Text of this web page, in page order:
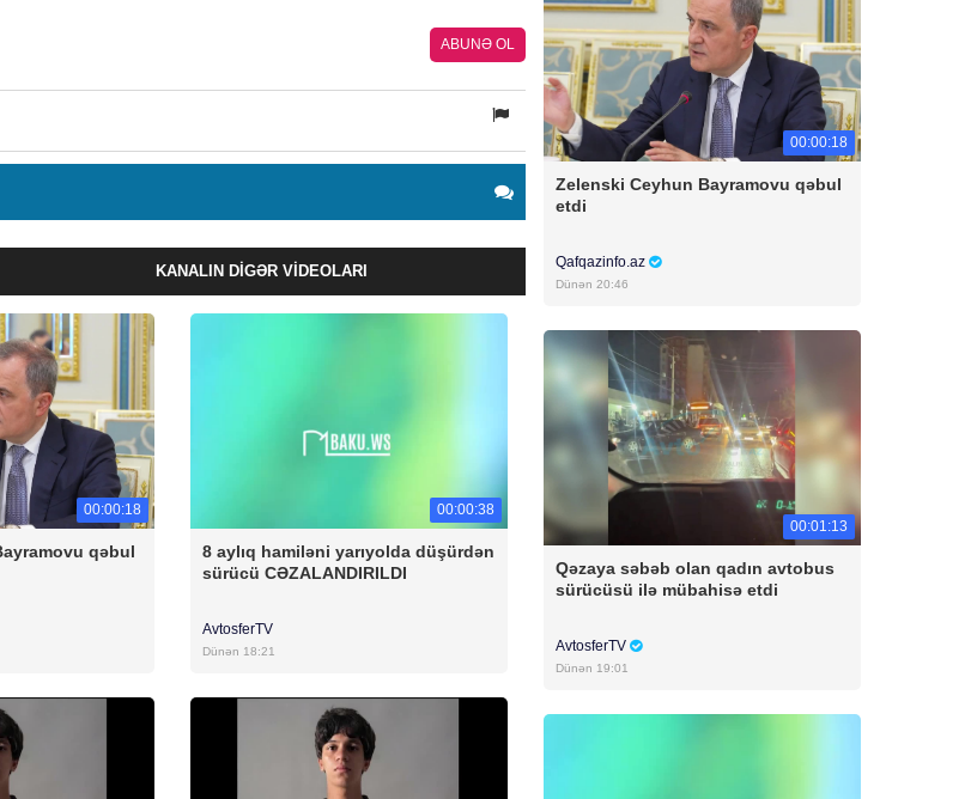
ABUNƏ OL
KANALIN DIGƏR VIDEOLARI
00:00:18
qəbul
00:00:38
8 aylıq hamiləni yarıyolda düşürdən
sürücü CƏZALANDIRILDI
AvtosferTV
Dünən 18:21
00:00:18
Zelenski Ceyhun Bayramovu qəbul
etdi
Qafqazinfo.az
Dünən 20:46
00:01:13
Qəzaya səbəb olan qadın avtobus
sürücüsü ilə mübahisə etdi
AvtosferTV
Dünən 19:01